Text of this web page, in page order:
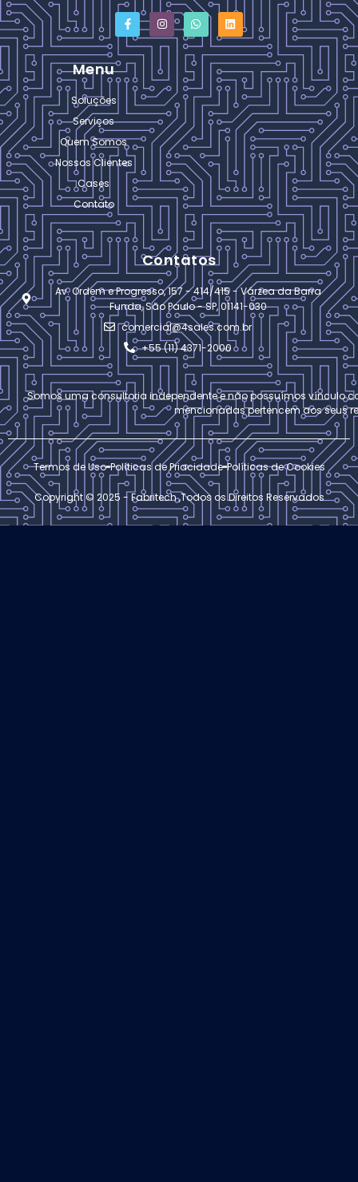
Menu
Soluções
Serviços
Quem Somos
Nossos Clientes
Cases
Contato
Contatos
Av. Ordem e Progresso, 157 - 414/415 - Várzea da Barra
Funda, São Paulo - SP, 01141-030
comercial@4sales.com.br
+55 (11) 4371-2000
Somos uma consultoria independente e não possuímos vínculo
mencionadas pertencem aos seus
Copyright © 2025 - Fabritech ,Todos os Direitos Reservados
Termos de Uso Políticas de Priacidade Políticas de Cookies